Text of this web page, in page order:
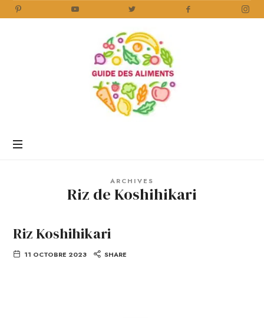
Aliments
ARCHIVES
Riz de Koshihikari
Riz Koshihikari
11 OCTOBRE 2023 SHARE